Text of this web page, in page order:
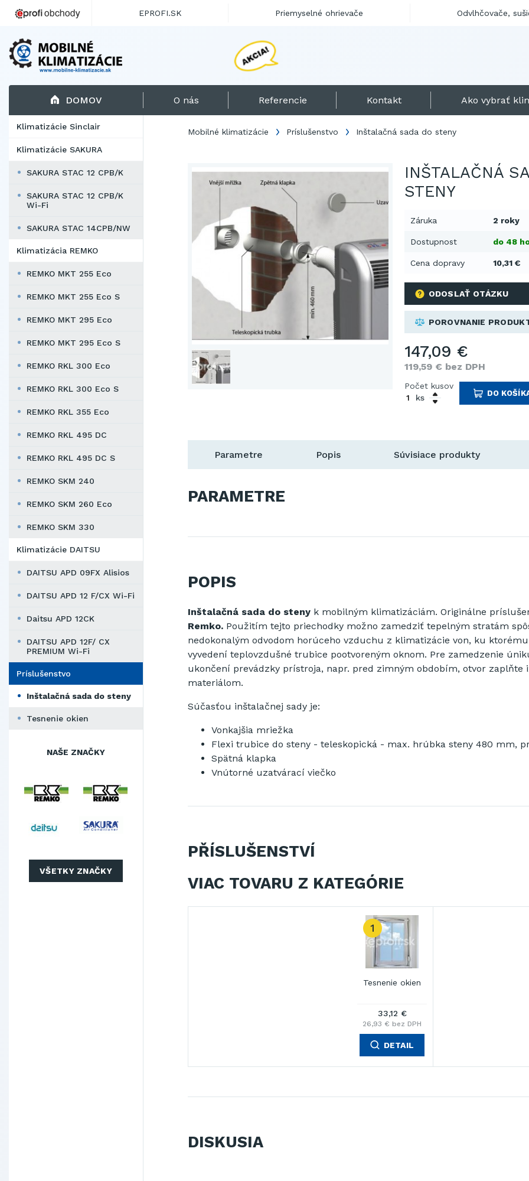
DOMOV O nás Referencie Kontakt Ako vybrať
Klimatizácie Sinclair
Klimatizácie SAKURA
SAKURA STAC 12 CPB/K
SAKURA STAC 12 CPB/K
Wi-Fi
SAKURA STAC 14CPB/NW
Klimatizácia REMKO
REMKO MKT 255 Eco
REMKO MKT 255 Eco S
REMKO MKT 295 Eco
REMKO MKT 295 Eco S
REMKO RKL 300 Eco
REMKO RKL 300 Eco S
REMKO RKL 355 Eco
REMKO RKL 495 DC
REMKO RKL 495 DC S
REMKO SKM 240
REMKO SKM 260 Eco
REMKO SKM 330
Klimatizácie DAITSU
DAITSU APD 09FX Alisios
DAITSU APD 12 F/CX Wi-Fi
Daitsu APD 12CK
DAITSU APD 12F/ CX
PREMIUM Wi-Fi
Príslušenstvo
Inštalačná sada do steny
Tesnenie okien
NAŠE ZNAČKY
VŠETKY ZNAČKY
Mobilné klimatizácie Príslušenstvo Inštalačná sada do steny
INŠTALAČNÁ
STENY
Záruka 2 roky
Dostupnost do 48
Cena dopravy 10,31 €
ODOSLAŤ OTÁZKU
POROVNANIE
147,09 €
119,59 € bez DPH
Počet kusov
ks
DO
Parametre Popis Súvisiace produkty
PARAMETRE
POPIS
Inštalačná sada do steny k mobilným klimatizáciám. Originálne
Remko. Použitím tejto priechodky možno zamedziť tepelným stratám
nedokonalým odvodom horúceho vzduchu z klimatizácie von, ku
vyvedení teplovzdušné trubice pootvoreným oknom. Pre zamedzenie
ukončení prevádzky prístroja, napr. pred zimným obdobím, otvor zaplňte
materiálom.
Súčasťou inštalačnej sady je:
Vonkajšia mriežka
Flexi trubice do steny - teleskopická - max. hrúbka steny 480 mm,
Spätná klapka
Vnútorné uzatvárací viečko
PŘÍSLUŠENSTVÍ
VIAC TOVARU Z KATEGÓRIE
1
Tesnenie okien
33,12 €
26,93 € bez DPH
DETAIL
DISKUSIA
EPROFI.SK Priemyselné ohrievače Odvlhčovače,